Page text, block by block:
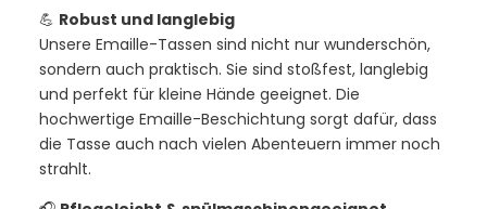
💪 Robust und langlebig
Unsere Emaille-Tassen sind nicht nur wunderschön,
sondern auch praktisch. Sie sind stoßfest, langlebig
und perfekt für kleine Hände geeignet. Die
hochwertige Emaille-Beschichtung sorgt dafür, dass
die Tasse auch nach vielen Abenteuern immer noch
strahlt.